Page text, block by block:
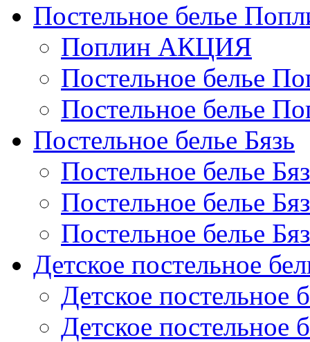
Постельное белье
Поплин АКЦИЯ
Постельное белье
Постельное белье
Постельное белье Бязь
Постельное белье
Постельное белье
Постельное белье
Детское постельное
Детское постельное
Детское постельное